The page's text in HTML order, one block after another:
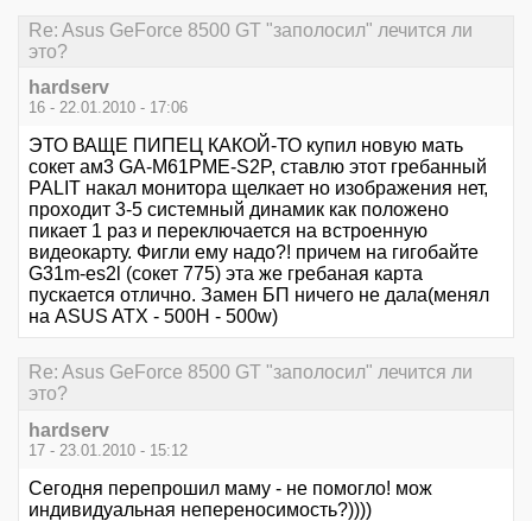
Re: Asus GeForce 8500 GT "заполосил" лечится ли
это?
hardserv
16 - 22.01.2010 - 17:06
ЭТО ВАЩЕ ПИПЕЦ КАКОЙ-ТО купил новую мать
сокет ам3 GA-M61PME-S2P, ставлю этот гребанный
PALIT накал монитора щелкает но изображения нет,
проходит 3-5 системный динамик как положено
пикает 1 раз и переключается на встроенную
видеокарту. Фигли ему надо?! причем на гигобайте
G31m-es2l (сокет 775) эта же гребаная карта
пускается отлично. Замен БП ничего не дала(менял
на ASUS ATX - 500H - 500w)
Re: Asus GeForce 8500 GT "заполосил" лечится ли
это?
hardserv
17 - 23.01.2010 - 15:12
Сегодня перепрошил маму - не помогло! мож
индивидуальная непереносимость?))))